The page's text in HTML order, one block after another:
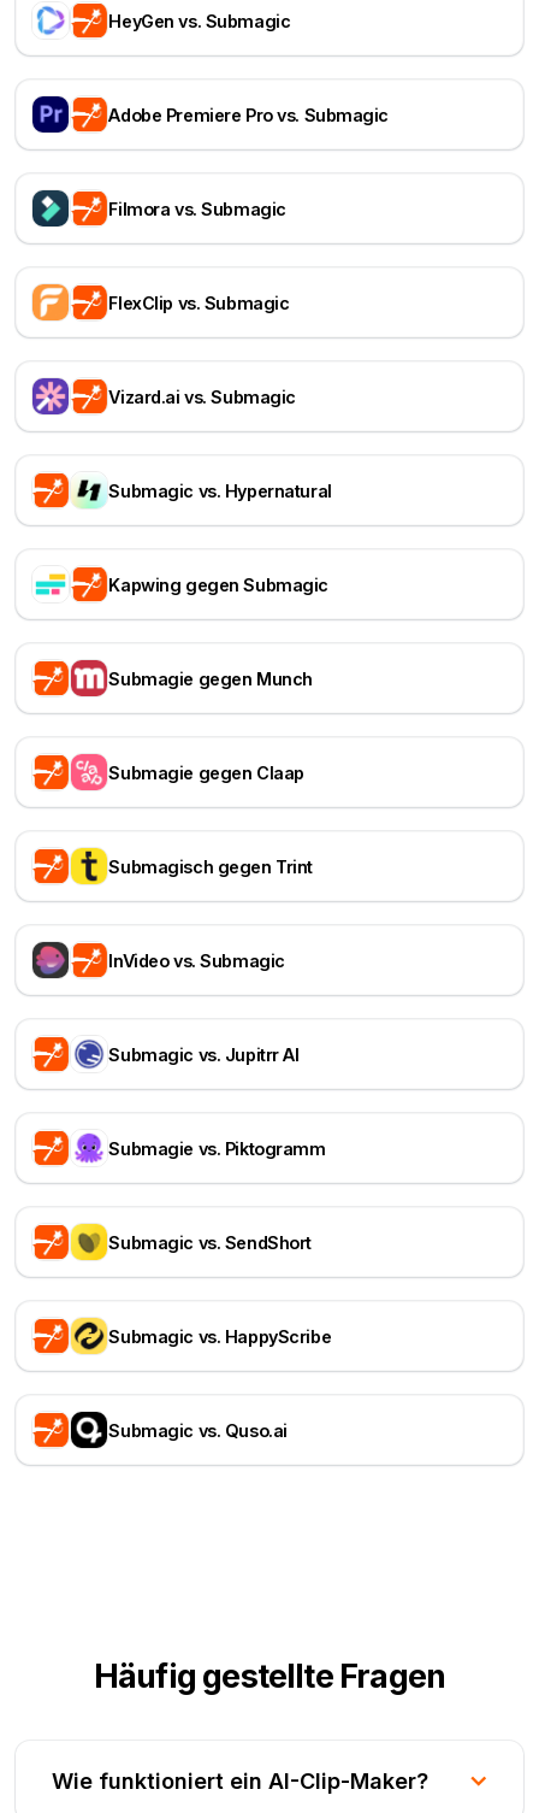
HeyGen vs. Submagic
Adobe Premiere Pro vs. Submagic
Filmora vs. Submagic
FlexClip vs. Submagic
Vizard.ai vs. Submagic
Submagic vs. Hypernatural
Kapwing gegen Submagic
Submagie gegen Munch
Submagie gegen Claap
Submagisch gegen Trint
InVideo vs. Submagic
Submagic vs. Jupitrr AI
Submagie vs. Piktogramm
Submagic vs. SendShort
Submagic vs. HappyScribe
Submagic vs. Quso.ai
Häufig gestellte Fragen
Wie funktioniert ein AI-Clip-Maker?